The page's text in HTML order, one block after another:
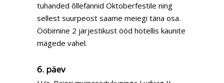
tuhanded õllefännid Oktoberfestile ning
sellest suurpeost saame meiegi täna osa.
Ööbimine 2 järjestikust ööd hotellis kaunite
mägede vahel.
6. päev